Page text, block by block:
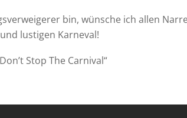
bin, wünsche ich allen
lustigen Karneval!
Stop The Carnival“